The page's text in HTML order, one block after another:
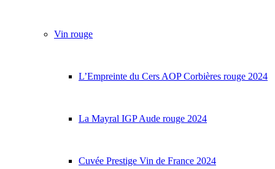
Vin rouge
L’Empreinte du Cers AOP Corbières rouge 2024
La Mayral IGP Aude rouge 2024
Cuvée Prestige Vin de France 2024